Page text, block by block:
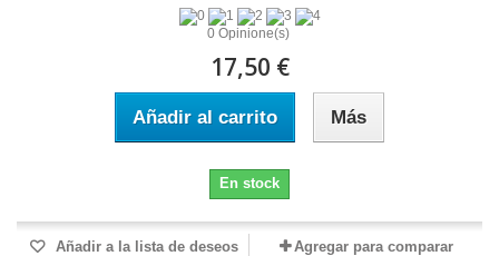
0 Opinione(s)
17,50 €
Añadir al carrito Más
En stock
Añadir a la lista de deseos Agregar para comparar